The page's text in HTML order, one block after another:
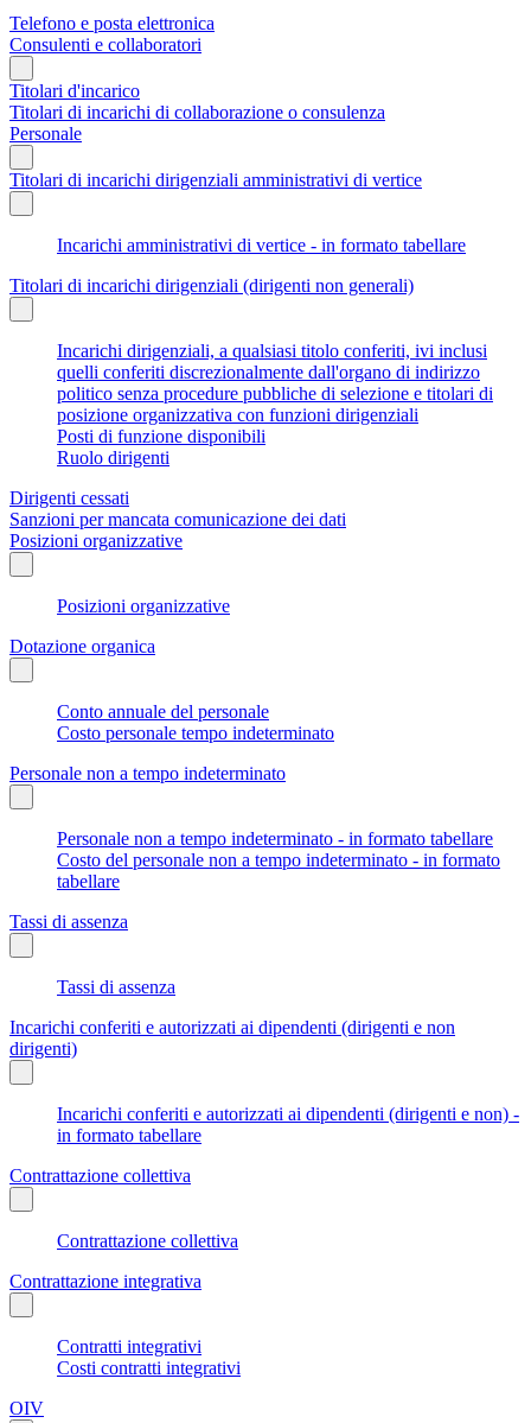
Telefono e posta elettronica
Consulenti e collaboratori
Titolari d'incarico
Titolari di incarichi di collaborazione o consulenza
Personale
Titolari di incarichi dirigenziali amministrativi di vertice
Incarichi amministrativi di vertice - in formato tabellare
Titolari di incarichi dirigenziali (dirigenti non generali)
Incarichi dirigenziali, a qualsiasi titolo conferiti, ivi inclusi
quelli conferiti discrezionalmente dall'organo di indirizzo
politico senza procedure pubbliche di selezione e titolari di
posizione organizzativa con funzioni dirigenziali
Posti di funzione disponibili
Ruolo dirigenti
Dirigenti cessati
Sanzioni per mancata comunicazione dei dati
Posizioni organizzative
Posizioni organizzative
Dotazione organica
Conto annuale del personale
Costo personale tempo indeterminato
Personale non a tempo indeterminato
Personale non a tempo indeterminato - in formato tabellare
Costo del personale non a tempo indeterminato - in formato
tabellare
Tassi di assenza
Tassi di assenza
Incarichi conferiti e autorizzati ai dipendenti (dirigenti e non
dirigenti)
Incarichi conferiti e autorizzati ai dipendenti (dirigenti e non) -
in formato tabellare
Contrattazione collettiva
Contrattazione collettiva
Contrattazione integrativa
Contratti integrativi
Costi contratti integrativi
OIV